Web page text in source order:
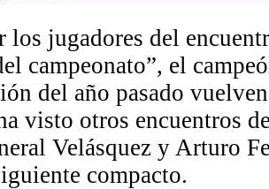
jugadores del
campeonato”, el
del año pasado
visto otros encuentros
Velásquez y Arturo
compacto.